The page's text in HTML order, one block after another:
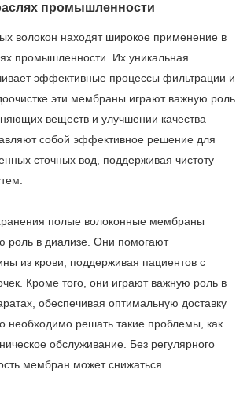
промышленности
волокон находят широкое применение в
промышленности. Их уникальная
эффективные процессы фильтрации и
эти мембраны играют важную роль
веществ и улучшении качества
собой эффективное решение для
сточных вод, поддерживая чистоту
полые волоконные мембраны
в диализе. Они помогают
из крови, поддерживая пациентов с
Кроме того, они играют важную роль в
обеспечивая оптимальную доставку
необходимо решать такие проблемы, как
обслуживание. Без регулярного
мембран может снижаться.